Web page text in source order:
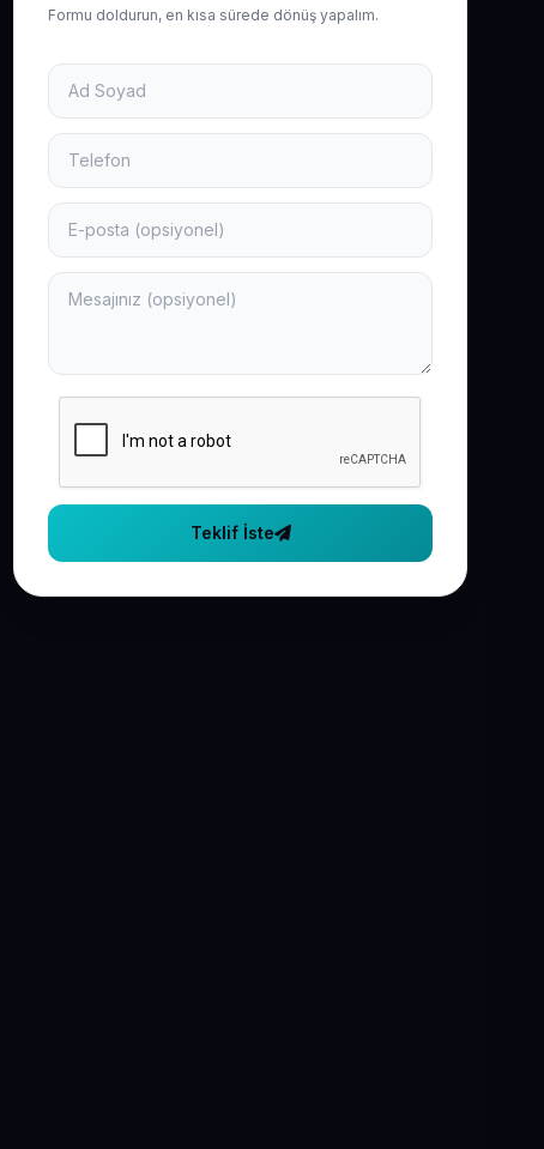
Formu doldurun, en kısa sürede dönüş yapalım.
Teklif İste